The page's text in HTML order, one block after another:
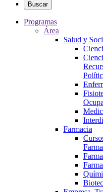
Buscar
Programas
Área
Salud y
Farmacia